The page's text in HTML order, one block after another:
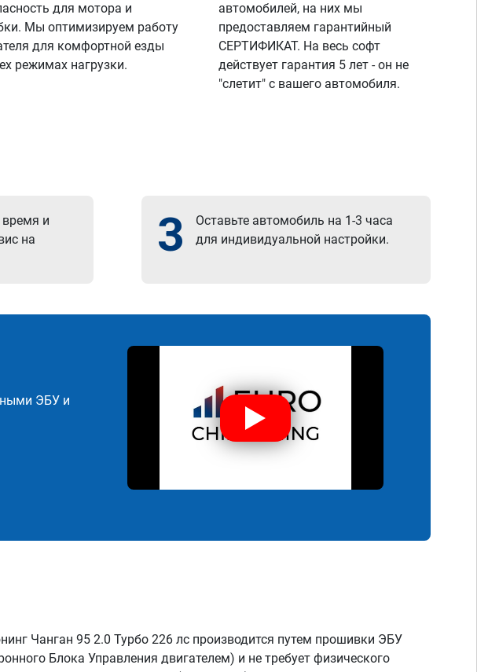
для мотора и
Мы оптимизируем работу
для комфортной езды
режимах нагрузки.
автомобилей, на них мы
предоставляем гарантийный
СЕРТИФИКАТ. На весь софт
действует гарантия 5 лет - он не
"слетит" с вашего автомобиля.
и
на
3
Оставьте автомобиль на 1-3 часа
для индивидуальной настройки.
ЭБУ и
Чанган 95 2.0 Турбо 226 лс производится путем прошивки ЭБУ
Блока Управления двигателем) и не требует физического